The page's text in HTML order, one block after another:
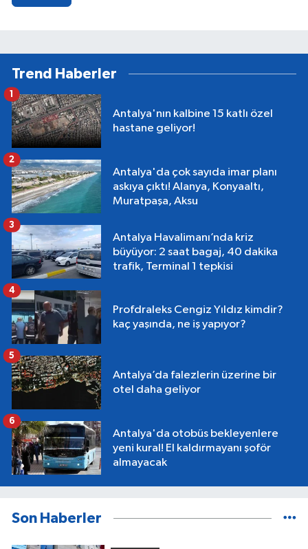
Trend Haberler
Antalya'nın kalbine 15 katlı özel
hastane geliyor!
1
Antalya'da çok sayıda imar planı
askıya çıktı! Alanya, Konyaaltı,
Muratpaşa, Aksu
2
Antalya Havalimanı’nda kriz
büyüyor: 2 saat bagaj, 40 dakika
trafik, Terminal 1 tepkisi
3
Profdraleks Cengiz Yıldız kimdir?
kaç yaşında, ne iş yapıyor?
4
Antalya’da falezlerin üzerine bir
otel daha geliyor
5
Antalya'da otobüs bekleyenlere
yeni kural! El kaldırmayanı şoför
almayacak
6
Son Haberler